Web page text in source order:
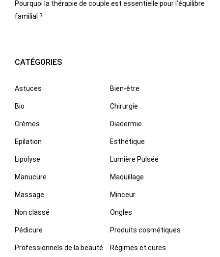
Pourquoi la thérapie de couple est essentielle pour l’équilibre
familial ?
CATÉGORIES
Astuces Bien-être
Bio Chirurgie
Crèmes Diadermie
Epilation Esthétique
Lipolyse Lumière Pulsée
Manucure Maquillage
Massage Minceur
Non classé Ongles
Pédicure Produits cosmétiques
Professionnels de la beauté Régimes et cures